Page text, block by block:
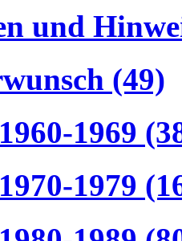
und
(49)
1969
1979